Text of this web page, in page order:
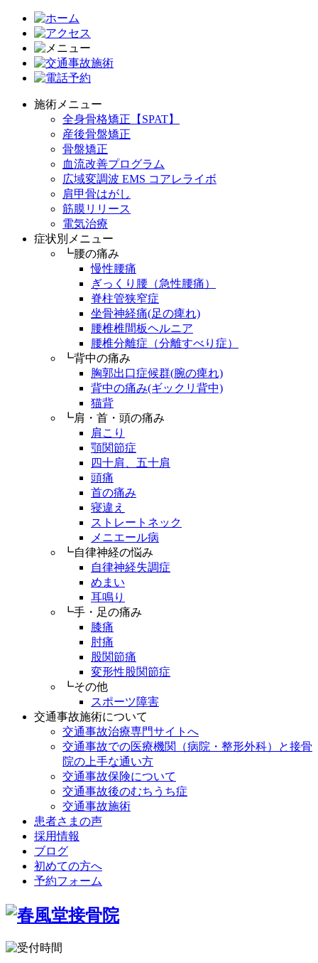
施術メニュー
全身骨格矯正【SPAT】
産後骨盤矯正
骨盤矯正
血流改善プログラム
広域変調波 EMS コアレライボ
肩甲骨はがし
筋膜リリース
電気治療
症状別メニュー
┗腰の痛み
慢性腰痛
ぎっくり腰（急性腰痛）
脊柱管狭窄症
坐骨神経痛(足の痺れ)
腰椎椎間板ヘルニア
腰椎分離症（分離すべり症）
┗背中の痛み
胸郭出口症候群(腕の痺れ)
背中の痛み(ギックリ背中)
猫背
┗肩・首・頭の痛み
肩こり
顎関節症
四十肩、五十肩
頭痛
首の痛み
寝違え
ストレートネック
メニエール病
┗自律神経の悩み
自律神経失調症
めまい
耳鳴り
┗手・足の痛み
膝痛
肘痛
股関節痛
変形性股関節症
┗その他
スポーツ障害
交通事故施術について
交通事故治療専門サイトへ
交通事故での医療機関（病院・整形外科）と接骨
院の上手な通い方
交通事故保険について
交通事故後のむちうち症
交通事故施術
患者さまの声
採用情報
ブログ
初めての方へ
予約フォーム